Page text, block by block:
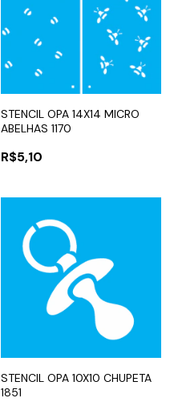
STENCIL OPA 14X14 MICRO
ABELHAS 1170
R$5,10
STENCIL OPA 10X10 CHUPETA
1851